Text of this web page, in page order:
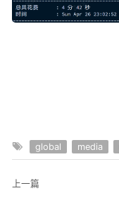
global media
上一篇